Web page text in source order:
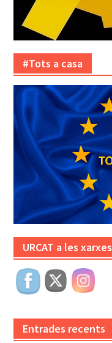
#Tots a casa
URCAT a les xarxes
Entrades recents